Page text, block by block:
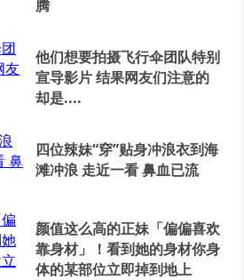
腾
他们想要拍摄飞行伞团队特别
宣导影片 结果网友们注意的
却是....
四位辣妹“穿”贴身冲浪衣到海
滩冲浪 走近一看 鼻血已流
颜值这么高的正妹「偏偏喜欢
靠身材」！看到她的身材你身
体的某部位立即掉到地上